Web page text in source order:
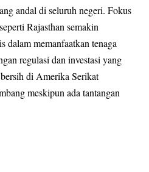
andal di seluruh negeri. Fokus
Rajasthan semakin
dalam memanfaatkan tenaga
regulasi dan investasi yang
di Amerika Serikat
meskipun ada tantangan